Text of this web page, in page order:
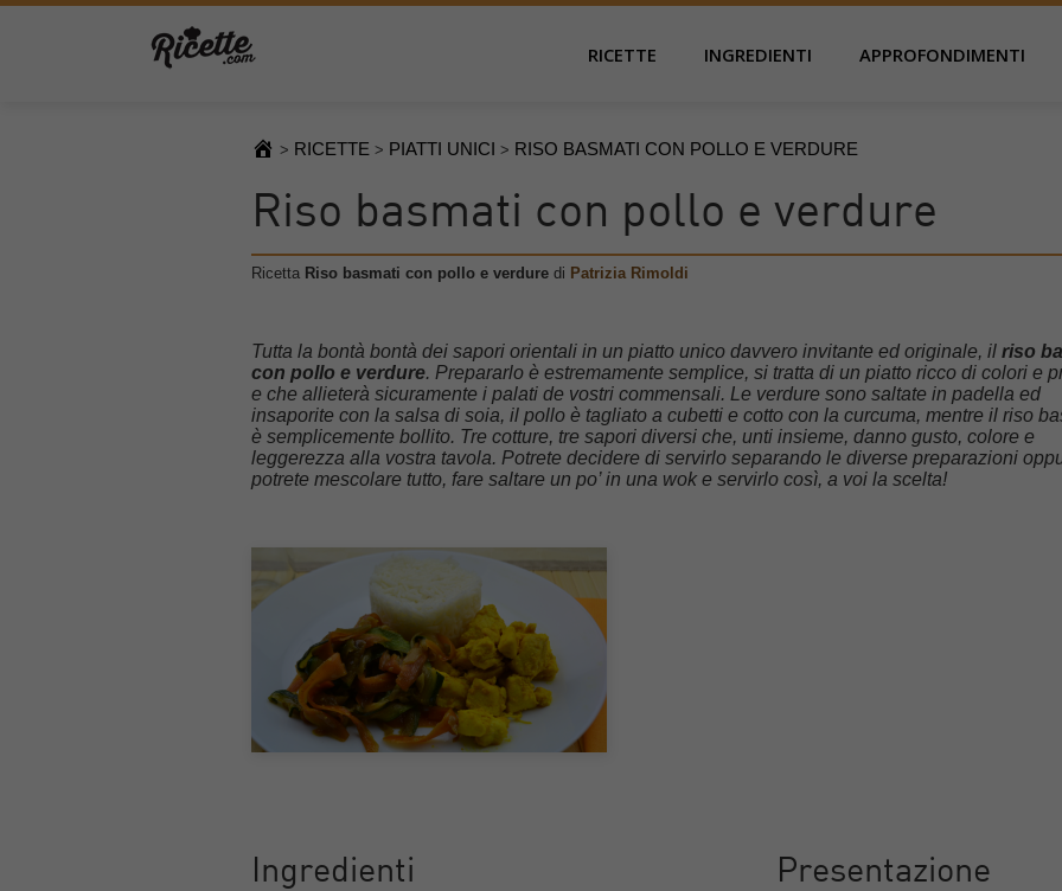
RICETTE INGREDIENTI APPROFONDIMENTI
> RICETTE > PIATTI UNICI > RISO BASMATI CON POLLO E VERDURE
Riso basmati con pollo e verdure
Ricetta Riso basmati con pollo e verdure di Patrizia Rimoldi
Tutta la bontà bontà dei sapori orientali in un piatto unico davvero invitante ed originale, il riso
con pollo e verdure. Prepararlo è estremamente semplice, si tratta di un piatto ricco di colori e
e che allieterà sicuramente i palati de vostri commensali. Le verdure sono saltate in padella ed
insaporite con la salsa di soia, il pollo è tagliato a cubetti e cotto con la curcuma, mentre il riso
è semplicemente bollito. Tre cotture, tre sapori diversi che, unti insieme, danno gusto, colore e
leggerezza alla vostra tavola. Potrete decidere di servirlo separando le diverse preparazioni
potrete mescolare tutto, fare saltare un po’ in una wok e servirlo così, a voi la scelta!
Ingredienti Presentazione